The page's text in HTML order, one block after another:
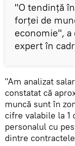
"O tendinţă
forţei de
economie",
expert în
"Am analizat
constatat că
muncă sunt în
cifre valabile la 1
personalul cu
dintre